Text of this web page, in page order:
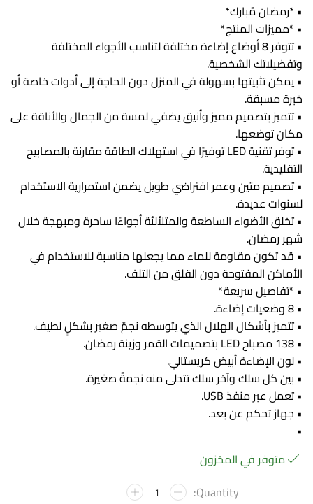
• *رمضان مٌبارك*
• *مميزات المنتج*
• تتوفر 8 أوضاع إضاءة مختلفة لتناسب الأجواء المختلفة
وتفضيلاتك الشخصية.
• يمكن تثبيتها بسهولة في المنزل دون الحاجة إلى أدوات خاصة أو
خبرة مسبقة.
• تتميز بتصميم مميز وأنيق يضفي لمسة من الجمال والأناقة على
مكان توضعها.
• توفر تقنية LED توفيرًا في استهلاك الطاقة مقارنة بالمصابيح
التقليدية.
• تصميم متين وعمر افتراضي طويل يضمن استمرارية الاستخدام
لسنوات عديدة.
• تخلق الأضواء الساطعة والمتلألئة أجواءًا ساحرة ومبهجة خلال
شهر رمضان.
• قد تكون مقاومة للماء مما يجعلها مناسبة للاستخدام في
الأماكن المفتوحة دون القلق من التلف.
• *تفاصيل سريعة*
• 8 وضعيات إضاءة.
• تتميز بأشكال الهلال الذي يتوسطه نجمٌ صغير بشكلٍ لطيف.
• 138 مصباح LED بتصميمات القمر وزينة رمضان.
• لون الإضاءة أبيض كريستالي.
• بين كل سلك وآخر سلك تتدلى منه نجمةٌ صغيرة.
• تعمل عبر منفذ USB.
• جهاز تحكم عن بعد.
•
متوفر في المخزون